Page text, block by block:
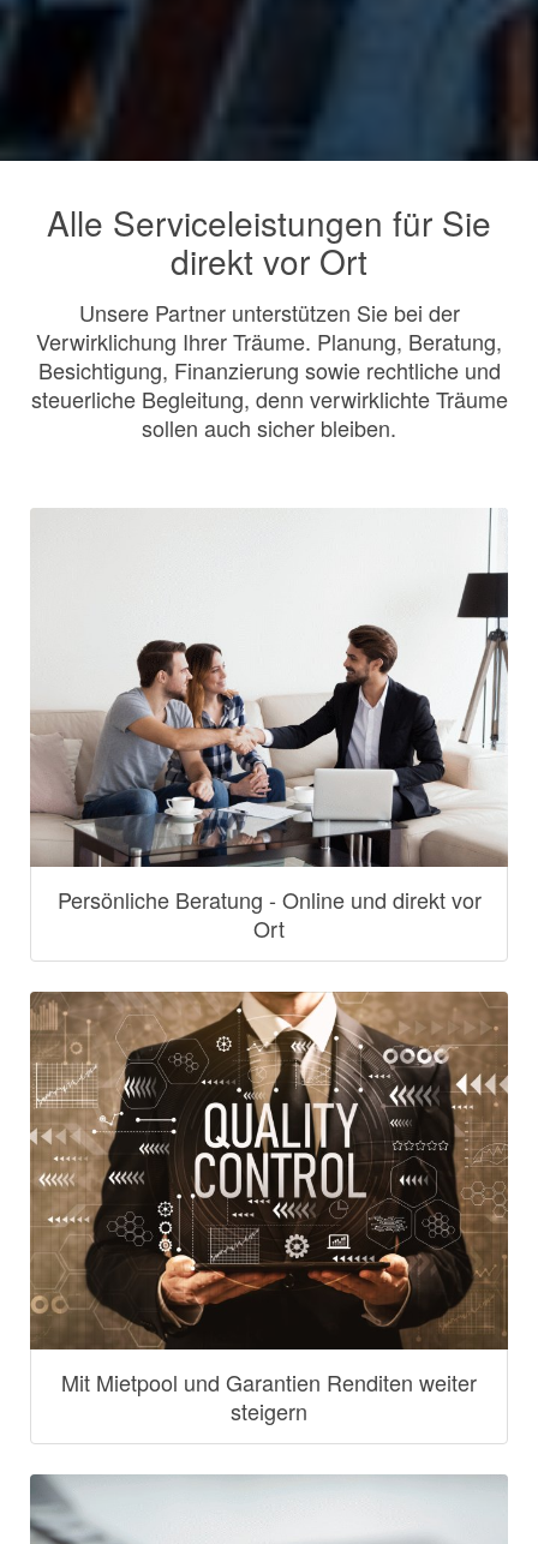
Alle Serviceleistungen für Sie
direkt vor Ort
Unsere Partner unterstützen Sie bei der
Verwirklichung Ihrer Träume. Planung, Beratung,
Besichtigung, Finanzierung sowie rechtliche und
steuerliche Begleitung, denn verwirklichte Träume
sollen auch sicher bleiben.
Persönliche Beratung - Online und direkt vor
Ort
Mit Mietpool und Garantien Renditen weiter
steigern